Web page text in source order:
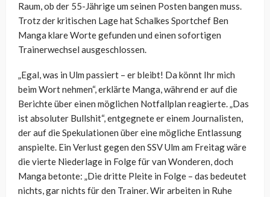
Raum, ob der 55-Jährige um seinen Posten bangen muss.
Trotz der kritischen Lage hat Schalkes Sportchef Ben
Manga klare Worte gefunden und einen sofortigen
Trainerwechsel ausgeschlossen.
„Egal, was in Ulm passiert – er bleibt! Da könnt Ihr mich
beim Wort nehmen“, erklärte Manga, während er auf die
Berichte über einen möglichen Notfallplan reagierte. „Das
ist absoluter Bullshit“, entgegnete er einem Journalisten,
der auf die Spekulationen über eine mögliche Entlassung
anspielte. Ein Verlust gegen den SSV Ulm am Freitag wäre
die vierte Niederlage in Folge für van Wonderen, doch
Manga betonte: „Die dritte Pleite in Folge – das bedeutet
nichts, gar nichts für den Trainer. Wir arbeiten in Ruhe